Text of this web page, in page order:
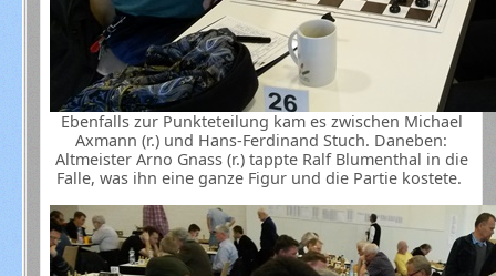
Ebenfalls zur Punkteteilung kam es zwischen Michael
Axmann (r.) und Hans-Ferdinand Stuch. Daneben:
Altmeister Arno Gnass (r.) tappte Ralf Blumenthal in die
Falle, was ihn eine ganze Figur und die Partie kostete.